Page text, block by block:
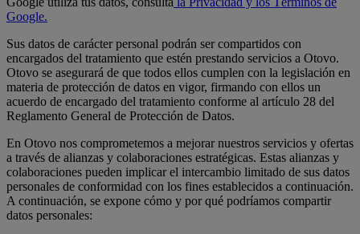
Google.
Sus datos de carácter personal podrán ser compartidos con
encargados del tratamiento que estén prestando servicios a Otovo.
Otovo se asegurará de que todos ellos cumplen con la legislación en
materia de protección de datos en vigor, firmando con ellos un
acuerdo de encargado del tratamiento conforme al artículo 28 del
Reglamento General de Protección de Datos.
En Otovo nos comprometemos a mejorar nuestros servicios y ofertas
a través de alianzas y colaboraciones estratégicas. Estas alianzas y
colaboraciones pueden implicar el intercambio limitado de sus datos
personales de conformidad con los fines establecidos a continuación.
A continuación, se expone cómo y por qué podríamos compartir
datos personales: